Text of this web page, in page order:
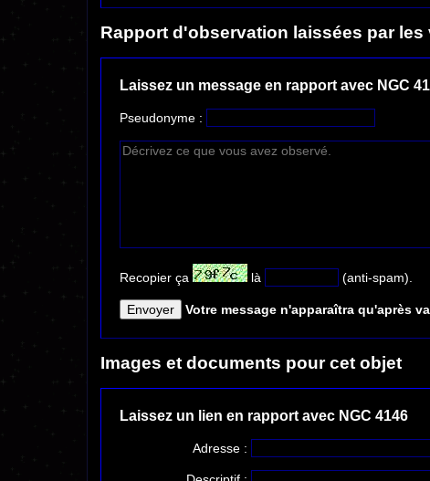
Rapport d'observation laissées par les
Laissez un message en rapport avec NGC
Pseudonyme :
Recopier ça là (anti-spam).
Votre message n'apparaîtra qu'après
Images et documents pour cet objet
Laissez un lien en rapport avec NGC 4146
Adresse :